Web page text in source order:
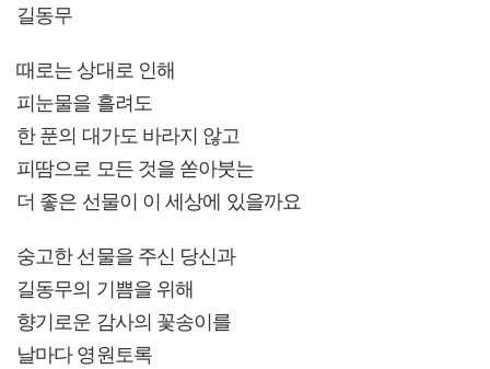
길동무
때로는 상대로 인해
피눈물을 흘려도
한 푼의 대가도 바라지 않고
피땀으로 모든 것을 쏟아붓는
더 좋은 선물이 이 세상에 있을까요
숭고한 선물을 주신 당신과
길동무의 기쁨을 위해
향기로운 감사의 꽃송이를
날마다 영원토록